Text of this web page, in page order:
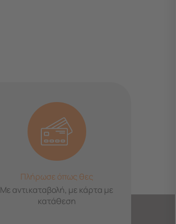
Πλήρωσε όπως θες
Με αντικαταβολή, με κάρτα με
κατάθεση